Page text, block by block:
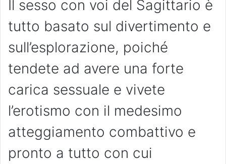
Il sesso con voi del Sagittario è
tutto basato sul divertimento e
sull’esplorazione, poiché
tendete ad avere una forte
carica sessuale e vivete
l’erotismo con il medesimo
atteggiamento combattivo e
pronto a tutto con cui